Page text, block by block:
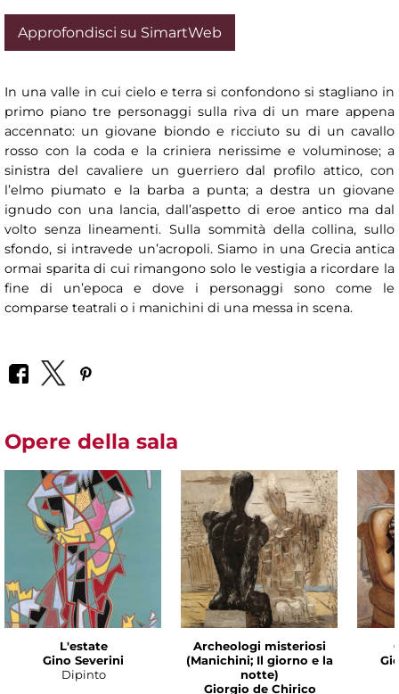
Approfondisci su SimartWeb
In una valle in cui cielo e terra si confondono si stagliano in
primo piano tre personaggi sulla riva di un mare appena
accennato: un giovane biondo e ricciuto su di un cavallo
rosso con la coda e la criniera nerissime e voluminose; a
sinistra del cavaliere un guerriero dal profilo attico, con
l’elmo piumato e la barba a punta; a destra un giovane
ignudo con una lancia, dall’aspetto di eroe antico ma dal
volto senza lineamenti. Sulla sommità della collina, sullo
sfondo, si intravede un’acropoli. Siamo in una Grecia antica
ormai sparita di cui rimangono solo le vestigia a ricordare la
fine di un’epoca e dove i personaggi sono come le
comparse teatrali o i manichini di una messa in scena.
Opere della sala
L'estate
Gino Severini
Dipinto
Archeologi misteriosi
(Manichini; Il giorno e la
notte)
Giorgio de Chirico